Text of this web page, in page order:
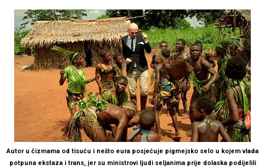
Autor u čizmama od tisuću i nešto eura posjećuje pigmejsko selo u kojem vlada
potpuna ekstaza i trans, jer su ministrovi ljudi seljanima prije dolaska podijelili